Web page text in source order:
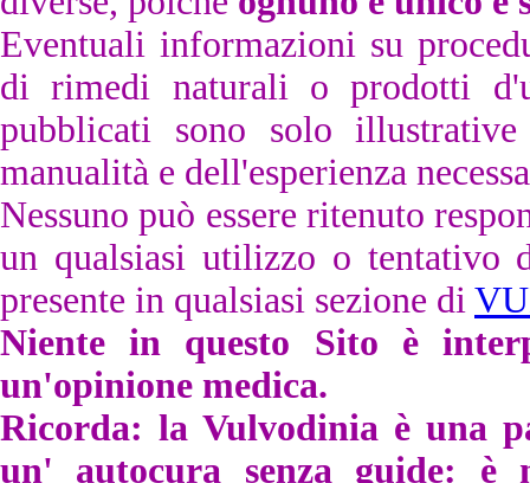
Eventuali informazioni su
di rimedi naturali o prodotti
pubblicati sono solo
manualità e dell'esperienza
Nessuno può essere ritenuto
un qualsiasi utilizzo o tentativo
presente in qualsiasi sezione di
Niente in questo Sito è
un'opinione medica.
Ricorda: la Vulvodinia è una
un' autocura senza guide: è